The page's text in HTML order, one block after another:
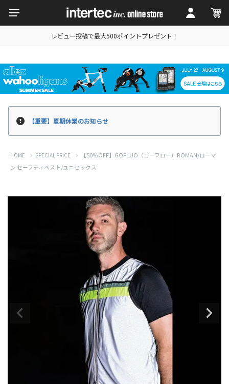
レビュー投稿で最大500ポイントプレゼント！
【重要】夏期休業のお知らせ
HOME SPECIAL PRICE
【50％OFF】GOFLUO（ゴーフロー）ROMAN/ローマ
ン セーフティベスト/ユニセックス